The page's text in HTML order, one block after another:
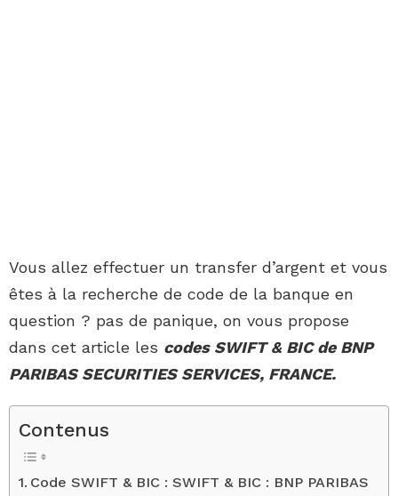
Vous allez effectuer un transfer d’argent et vous
êtes à la recherche de code de la banque en
question ? pas de panique, on vous propose
dans cet article les codes SWIFT & BIC de BNP
PARIBAS SECURITIES SERVICES, FRANCE.
Contenus
Code SWIFT & BIC : SWIFT & BIC : BNP PARIBAS